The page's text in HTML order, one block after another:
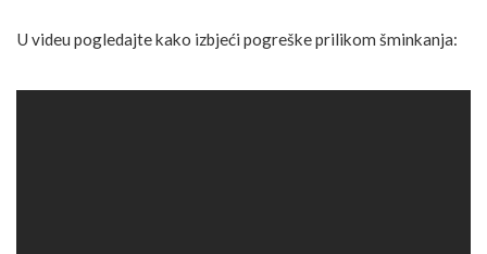
U videu pogledajte kako izbjeći pogreške prilikom šminkanja: